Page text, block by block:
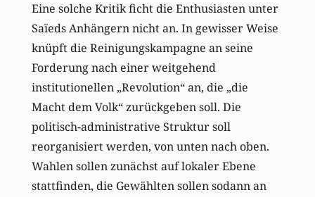
Eine solche Kritik ficht die Enthusiasten unter
Saïeds Anhängern nicht an. In gewisser Weise
knüpft die Reinigungskampagne an seine
Forderung nach einer weitgehend
institutionellen „Revolution“ an, die „die
Macht dem Volk“ zurückgeben soll. Die
politisch-administrative Struktur soll
reorganisiert werden, von unten nach oben.
Wahlen sollen zunächst auf lokaler Ebene
stattfinden, die Gewählten sollen sodann an